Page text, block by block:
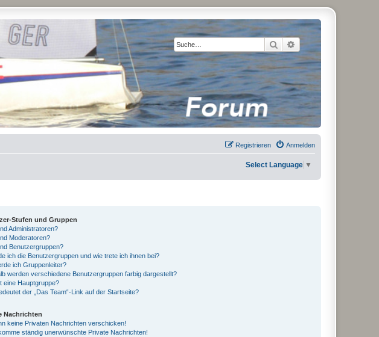
Suche Erweiterte Suche
Anmelden
Registrieren
Select Language ▼
Stufen und Gruppen
Administratoren?
Moderatoren?
Benutzergruppen?
ich die Benutzergruppen und wie trete ich ihnen bei?
ich Gruppenleiter?
werden verschiedene Benutzergruppen farbig dargestellt?
eine Hauptgruppe?
der „Das Team“-Link auf der Startseite?
Nachrichten
keine Privaten Nachrichten verschicken!
ständig unerwünschte Private Nachrichten!